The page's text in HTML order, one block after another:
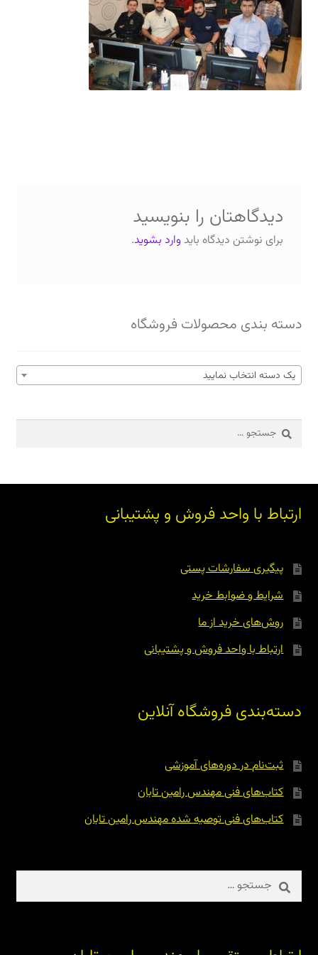
دعوت برای پروژه، تدریس و سخنرانی
ارتباط از طریق پیام‌رسان‌ها: 09373443975
دیدگاهتان را بنویسید
برای نوشتن دیدگاه باید وارد بشوید.
دسته بندی محصولات فروشگاه
یک دسته انتخاب نمایید
جستجو
برای:
ارتباط با واحد فروش و پشتیبانی
پیگیری سفارشات پستی
شرایط و ضوابط خرید
روش‌های خرید از ما
ارتباط با واحد فروش و پشتیبانی
دسته‌بندی فروشگاه آنلاین
ثبت‌نام در دوره‌های آموزشی
کتاب‌های فنی مهندس رامین تابان
کتاب‌های فنی توصیه شده مهندس رامین تابان
جستجو
برای: